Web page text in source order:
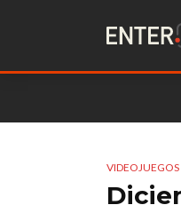
VIDEOJUEGOS